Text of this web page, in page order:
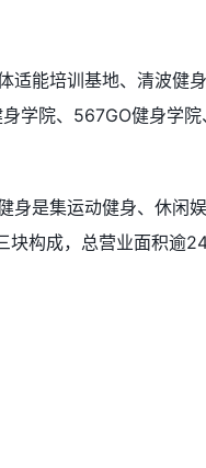
适能培训基地、清波健身
学院、567GO健身学院
身是集运动健身、休闲娱
块构成，总营业面积逾